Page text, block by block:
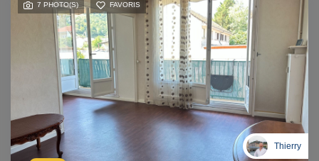
7 PHOTO(S) FAVORIS
Thierry